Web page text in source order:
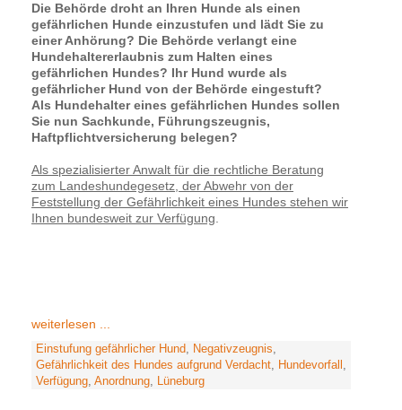
Die Behörde droht an Ihren Hunde als einen
gefährlichen Hunde einzustufen und lädt Sie zu
einer Anhörung? Die Behörde verlangt eine
Hundehaltererlaubnis zum Halten eines
gefährlichen Hundes? Ihr Hund wurde als
gefährlicher Hund von der Behörde eingestuft?
Als Hundehalter eines gefährlichen Hundes sollen
Sie nun Sachkunde, Führungszeugnis,
Haftpflichtversicherung belegen?
Als spezialisierter Anwalt für die rechtliche Beratung
zum Landeshundegesetz, der Abwehr von der
Feststellung der Gefährlichkeit eines Hundes stehen wir
Ihnen bundesweit zur Verfügung
weiterlesen ...
Einstufung gefährlicher Hund, Negativzeugnis,
Gefährlichkeit des Hundes aufgrund Verdacht, Hundevorfall ,
Verfügung, Anordnung, Lüneburg